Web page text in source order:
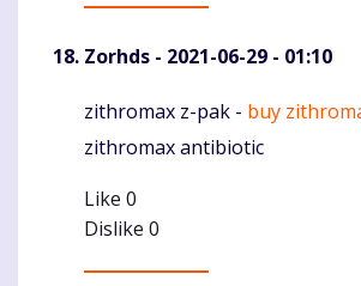
Zorhds - 2021-06-29 - 01:10
Komentaras
zithromax z-pak - buy
zithromax antibiotic
Like 0
Dislike 0